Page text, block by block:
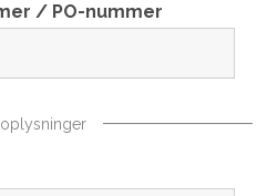
/ PO-nummer